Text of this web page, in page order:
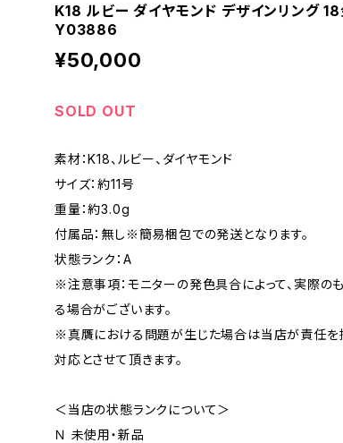
K18 ルビー ダイヤモンド デザインリング
Y03886
¥50,000
SOLD OUT
素材：K18、ルビー、ダイヤモンド
サイズ：約11号
重量：約3.0g
付属品：無し※簡易梱包での発送となります。
状態ランク：A
※注意事項：モニターの発色具合によって、実際の
る場合がございます。
※真贋における問題が生じた場合は当店が責任を
対応とさせて頂きます。
＜当店の状態ランクについて＞
Ｎ 未使用・新品